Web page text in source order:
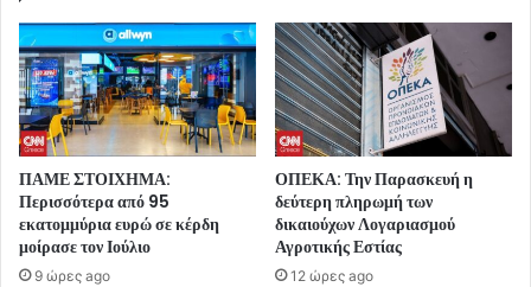
ΠΑΜΕ ΣΤΟΙΧΗΜΑ:
Περισσότερα από 95
εκατομμύρια ευρώ σε κέρδη
μοίρασε τον Ιούλιο
9 ώρες ago
ΟΠΕΚΑ: Την Παρασκευή η
δεύτερη πληρωμή των
δικαιούχων Λογαριασμού
Αγροτικής Εστίας
12 ώρες ago